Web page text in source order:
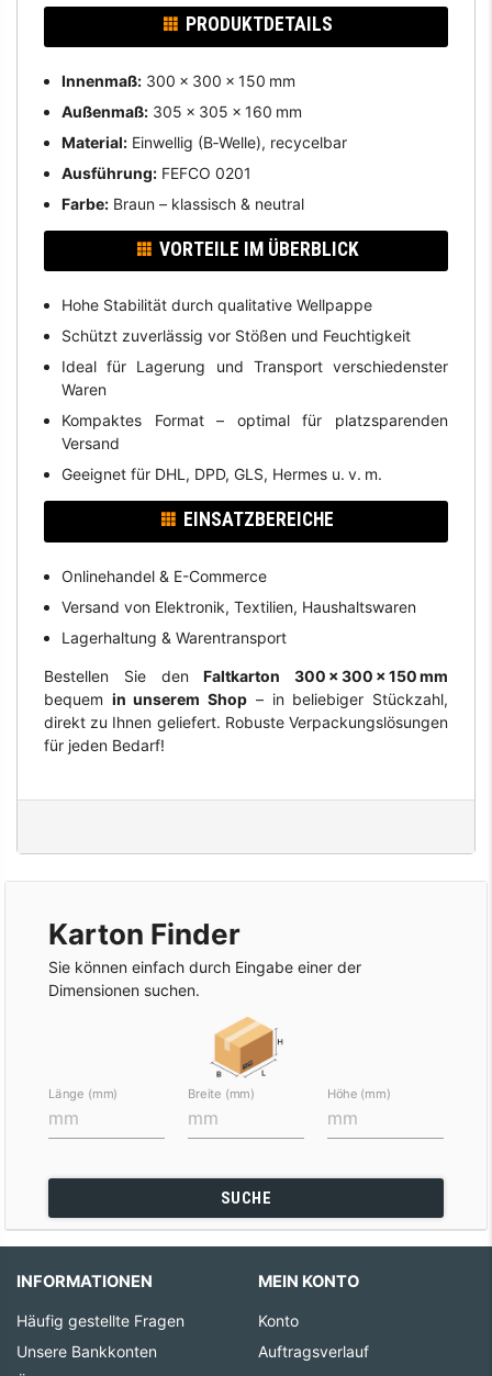
PRODUKTDETAILS
Innenmaß:300 × 300 × 150 mm
Außenmaß:305 × 305 × 160 mm
Material:Einwellig (B‑Welle), recycelbar
Ausführung:FEFCO 0201
Farbe:Braun – klassisch & neutral
VORTEILE IM ÜBERBLICK
Hohe Stabilität durch qualitative Wellpappe
Schützt zuverlässig vor Stößen und Feuchtigkeit
Ideal für Lagerung und Transport verschiedenster
Waren
Kompaktes Format – optimal für platzsparenden
Versand
Geeignet für DHL, DPD, GLS, Hermes u. v. m.
EINSATZBEREICHE
Onlinehandel & E-Commerce
Versand von Elektronik, Textilien, Haushaltswaren
Lagerhaltung & Warentransport
Bestellen Sie denFaltkarton 300 × 300 × 150 mm
bequem in unserem Shop – in beliebiger Stückzahl,
direkt zu Ihnen geliefert. Robuste Verpackungslösungen
für jeden Bedarf!
Karton Finder
Sie können einfach durch Eingabe einer der
Dimensionen suchen.
Länge (mm) Breite (mm) Höhe (mm)
SUCHE
INFORMATIONEN
Häufig gestellte Fragen
Unsere Bankkonten
MEIN KONTO
Konto
Auftragsverlauf